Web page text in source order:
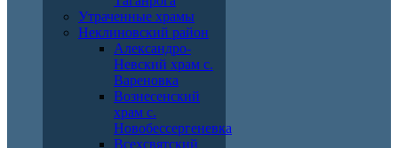
Утраченные храмы
Неклиновский район
Александро-
Невский храм с.
Вареновка
Вознесенский
храм с.
Новобессергеневка
Всехсвятский